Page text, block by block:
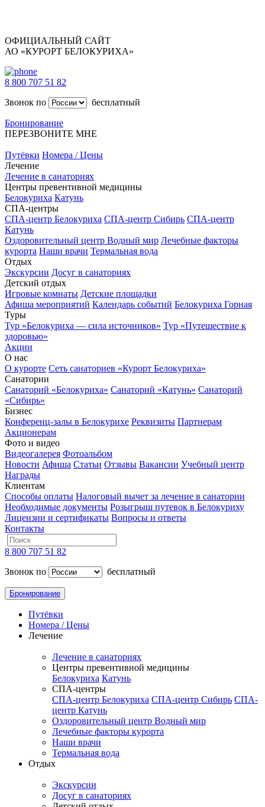
ОФИЦИАЛЬНЫЙ САЙТ
АО «КУРОРТ БЕЛОКУРИХА»
8 800 707 51 82
Звонок по
бесплатный
Бронирование
ПЕРЕЗВОНИТЕ МНЕ
Путёвки Номера / Цены
Лечение
Лечение в санаториях
Центры превентивной медицины
Белокуриха Катунь
СПА-центры
СПА-центр Белокуриха СПА-центр Сибирь СПА-центр
Катунь
Оздоровительный центр Водный мир Лечебные факторы
курорта Наши врачи Термальная вода
Отдых
Экскурсии Досуг в санаториях
Детский отдых
Игровые комнаты Детские площадки
Афиша мероприятий Календарь событий Белокуриха Горная
Туры
Тур «Белокуриха — сила источников» Тур «Путешествие к
здоровью»
Акции
О нас
О курорте Сеть санаториев «Курорт Белокуриха»
Санатории
Санаторий «Белокуриха» Санаторий «Катунь» Санаторий
«Сибирь»
Бизнес
Конференц-залы в Белокурихе Реквизиты Партнерам
Акционерам
Фото и видео
Видеогалерея Фотоальбом
Новости Афиша Статьи Отзывы Вакансии Учебный центр
Награды
Клиентам
Способы оплаты Налоговый вычет за лечение в санатории
Необходимые документы Розыгрыш путевок в Белокуриху
Лицензии и сертификаты Вопросы и ответы
Контакты
8 800 707 51 82
Звонок по
бесплатный
Бронирование
Путёвки
Номера / Цены
Лечение
Лечение в санаториях
Центры превентивной медицины
Белокуриха Катунь
СПА-центры
СПА-центр Белокуриха СПА-центр Сибирь СПА-
центр Катунь
Оздоровительный центр Водный мир
Лечебные факторы курорта
Наши врачи
Термальная вода
Отдых
Экскурсии
Досуг в санаториях